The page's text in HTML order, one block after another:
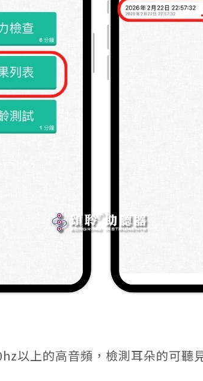
以上的高音頻，檢測耳朵的可